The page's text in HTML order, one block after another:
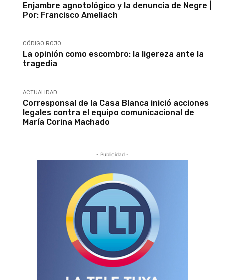
Enjambre agnotológico y la denuncia de Negre |
Por: Francisco Ameliach
CÓDIGO ROJO
La opinión como escombro: la ligereza ante la
tragedia
ACTUALIDAD
Corresponsal de la Casa Blanca inició acciones
legales contra el equipo comunicacional de
María Corina Machado
- Publicidad -